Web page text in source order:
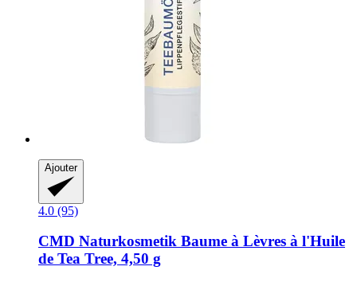
Ajouter
4.0 (95)
CMD Naturkosmetik Baume à Lèvres à l'Huile
de Tea Tree, 4,50 g